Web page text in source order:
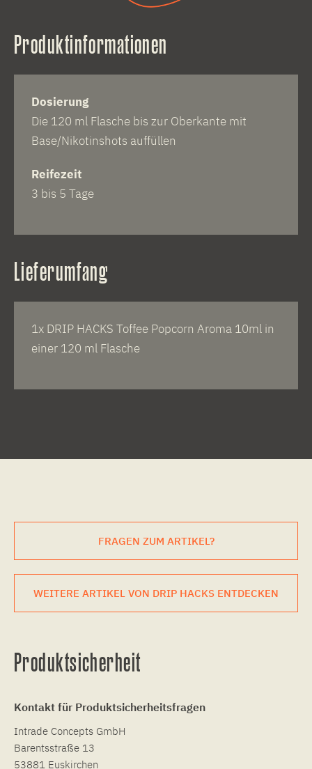
Produktinformationen
Dosierung
Die 120 ml Flasche bis zur Oberkante mit
Base/Nikotinshots auffüllen
Reifezeit
3 bis 5 Tage
Lieferumfang
1x DRIP HACKS Toffee Popcorn Aroma 10ml in
einer 120 ml Flasche
FRAGEN ZUM ARTIKEL?
WEITERE ARTIKEL VON DRIP HACKS ENTDECKEN
Produktsicherheit
Kontakt für Produktsicherheitsfragen
Intrade Concepts GmbH
Barentsstraße 13
53881 Euskirchen